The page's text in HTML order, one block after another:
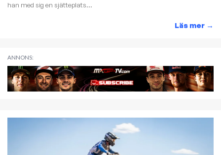
han med sig en sjätteplats...
Läs mer →
ANNONS: